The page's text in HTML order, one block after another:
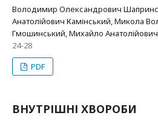
Володимир Олександрович
Анатолійович Камінський, Микола
Гмошинський, Михайло
24-28
PDF
ВНУТРІШНІ ХВОРОБИ